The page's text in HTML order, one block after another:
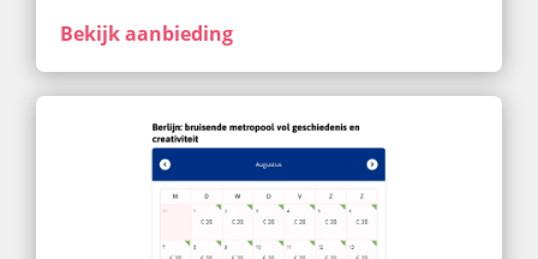
Bekijk aanbieding